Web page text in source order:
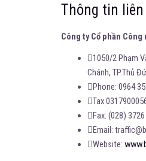
Thông tin
Công ty Cổ phần
1050/2 Phạm
Chánh, TP.Thủ
Phone: 0964
Tax
Fax: (028)
Email:
Website: